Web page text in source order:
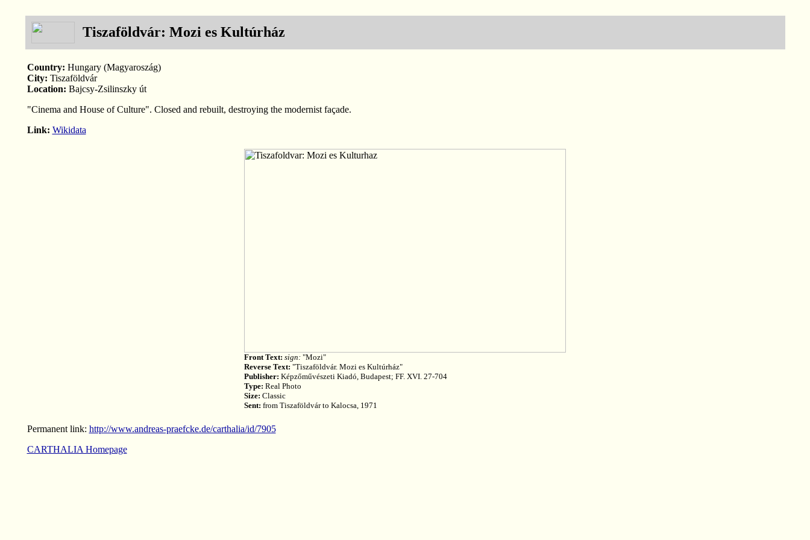
Tiszaföldvár: Mozi es Kultúrház
Country: Hungary (Magyaroszág)
City: Tiszaföldvár
Location: Bajcsy-Zsilinszky út
"Cinema and House of Culture". Closed and rebuilt, destroying the modernist façade.
Link: Wikidata
Front Text: sign: "Mozi"
Reverse Text: "Tiszaföldvár. Mozi es Kultúrház"
Publisher: Képzőművészeti Kiadó, Budapest; FF. XVI. 27-704
Type: Real Photo
Size: Classic
Sent: from Tiszaföldvár to Kalocsa, 1971
Permanent link: http://www.andreas-praefcke.de/carthalia/id/7905
CARTHALIA Homepage